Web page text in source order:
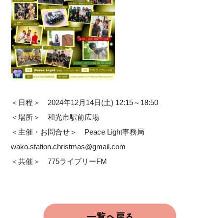
＜日程＞ 2024年12月14日(土) 12:15～18:50
＜場所＞ 和光市駅前広場
＜主催・お問合せ＞ Peace Light事務局
wako.station.christmas@gmail.com
＜共催＞ 775ライブリーFM